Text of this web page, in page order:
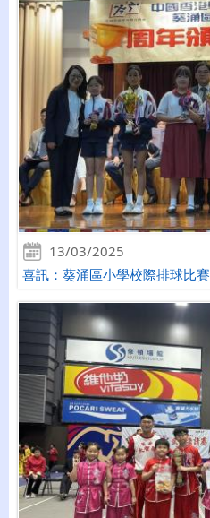
13/03/2025
喜訊：葵涌區小學校際排球比賽